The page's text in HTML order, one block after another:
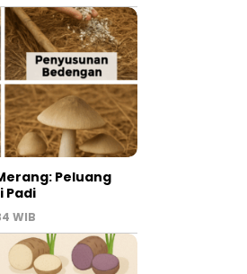
Peluang
Padi
WIB